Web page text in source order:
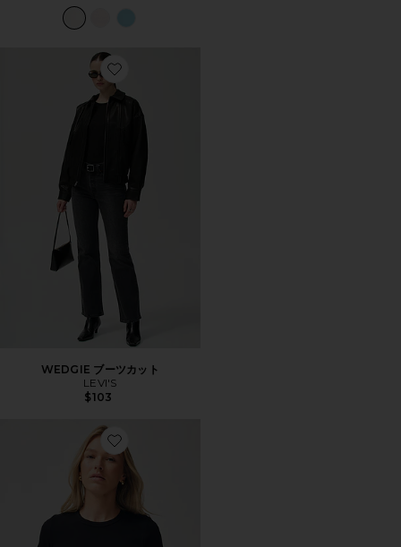
Favorite WEDGIE ブーツカット
WEDGIE ブーツカット
LEVI'S
$103
Favorite KELLY Tシャツ